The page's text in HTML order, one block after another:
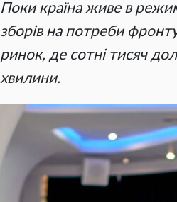
Поки країна живе в
зборів на потреби
ринок, де сотні тисяч
хвилини.